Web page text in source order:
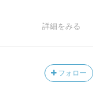
詳細をみる
フォロー